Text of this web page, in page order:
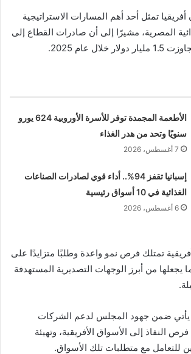
أفريقيا تمثل أحد أهم المسارات الاستراتيجية
المصرية، مشيرًا إلى أن صادرات القطاع إلى
عام 2025.
الأطعمة المجمدة توفر للأسرة الأوروبية 624 يورو
سنويًا وتحد من هدر الغذاء
7 أغسطس، 2026
إسبانيا تقفز 94%.. أداء قوي لصادرات الصناعات
الغذائية في 10 أسواق رئيسية
6 أغسطس، 2026
تمتلك فرص نمو واعدة وطلبًا متزايدًا على
يجعلها من أبرز الوجهات التصديرية المستهدفة
يأتي ضمن جهود المجلس لدعم الشركات
النفاذ إلى الأسواق الأفريقية، وتهيئة
للتعامل مع متطلبات تلك الأسواق.